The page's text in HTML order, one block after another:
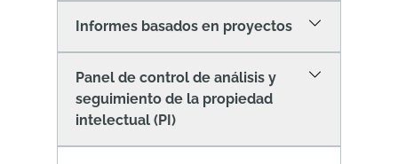
Informes basados en proyectos
Panel de control de análisis y
seguimiento de la propiedad
intelectual (PI)